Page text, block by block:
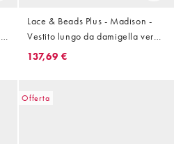
Lace & Beads Plus - Madison -
Vestito lungo da damigella verde
salvia chiaro con scollo profondo
137,69 €
Offerta